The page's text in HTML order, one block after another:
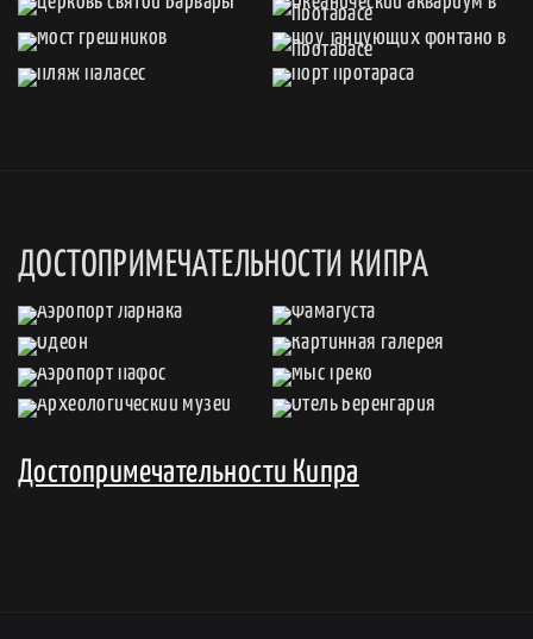
ДОСТОПРИМЕЧАТЕЛЬНОСТИ КИПРА
Достопримечательности Кипра